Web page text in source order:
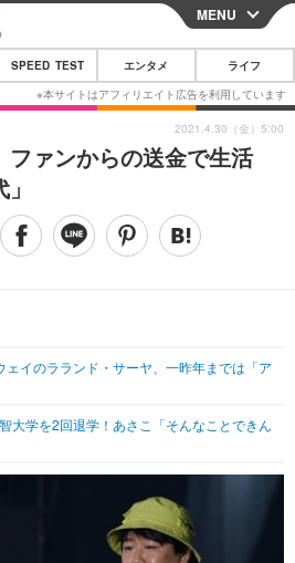
CLOSE
スマートフォン
その他
映画・ドラマ
その他
MENU
SPEED TEST エンタメ ライフ
ファンからの送金で生活
ェイのラランド・サーヤ、一昨年までは「ア
大学を2回退学！あさこ「そんなことできん
2021.4.30（金）5:00